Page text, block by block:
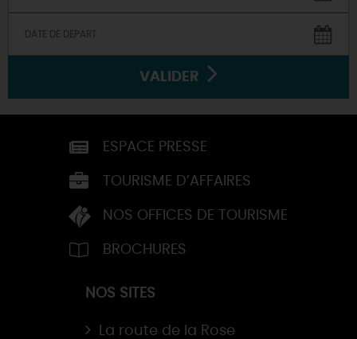
VALIDER
ESPACE PRESSE
TOURISME D’AFFAIRES
NOS OFFICES DE TOURISME
BROCHURES
NOS SITES
La route de la Rose